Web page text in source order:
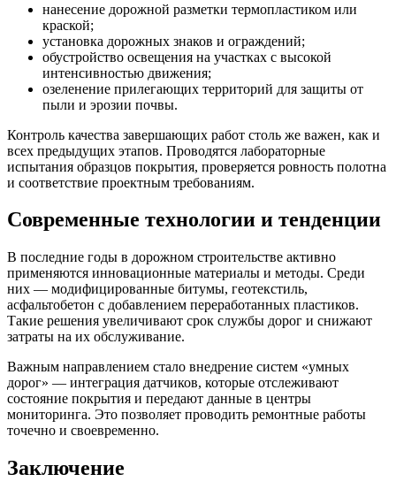
нанесение дорожной разметки термопластиком или
краской;
установка дорожных знаков и ограждений;
обустройство освещения на участках с высокой
интенсивностью движения;
озеленение прилегающих территорий для защиты от
пыли и эрозии почвы.
Контроль качества завершающих работ столь же важен, как и
всех предыдущих этапов. Проводятся лабораторные
испытания образцов покрытия, проверяется ровность полотна
и соответствие проектным требованиям.
Современные технологии и тенденции
В последние годы в дорожном строительстве активно
применяются инновационные материалы и методы. Среди
них — модифицированные битумы, геотекстиль,
асфальтобетон с добавлением переработанных пластиков.
Такие решения увеличивают срок службы дорог и снижают
затраты на их обслуживание.
Важным направлением стало внедрение систем «умных
дорог» — интеграция датчиков, которые отслеживают
состояние покрытия и передают данные в центры
мониторинга. Это позволяет проводить ремонтные работы
точечно и своевременно.
Заключение